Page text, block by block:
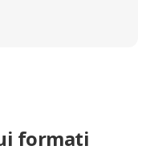
formati